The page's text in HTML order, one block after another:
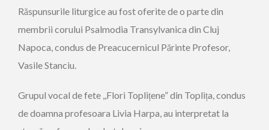
Răspunsurile liturgice au fost oferite de o parte din
membrii corului Psalmodia Transylvanica din Cluj
Napoca, condus de Preacucernicul Părinte Profesor,
Vasile Stanciu.
Grupul vocal de fete ,,Flori Toplițene” din Toplița, condus
de doamna profesoara Livia Harpa, au interpretat la